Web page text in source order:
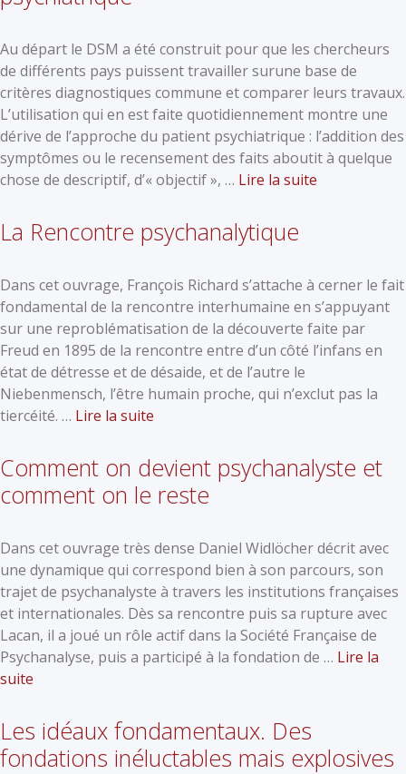
Au départ le DSM a été construit pour que les chercheurs
de différents pays puissent travailler surune base de
critères diagnostiques commune et comparer leurs travaux.
L’utilisation qui en est faite quotidiennement montre une
dérive de l’approche du patient psychiatrique : l’addition des
symptômes ou le recensement des faits aboutit à quelque
chose de descriptif, d’« objectif », … Lire la suite
La Rencontre psychanalytique
Dans cet ouvrage, François Richard s’attache à cerner le fait
fondamental de la rencontre interhumaine en s’appuyant
sur une reproblématisation de la découverte faite par
Freud en 1895 de la rencontre entre d’un côté l’infans en
état de détresse et de désaide, et de l’autre le
Niebenmensch, l’être humain proche, qui n’exclut pas la
tiercéité. … Lire la suite
Comment on devient psychanalyste et
comment on le reste
Dans cet ouvrage très dense Daniel Widlöcher décrit avec
une dynamique qui correspond bien à son parcours, son
trajet de psychanalyste à travers les institutions françaises
et internationales. Dès sa rencontre puis sa rupture avec
Lacan, il a joué un rôle actif dans la Société Française de
Psychanalyse, puis a participé à la fondation de … Lire la
suite
Les idéaux fondamentaux. Des
fondations inéluctables mais explosives